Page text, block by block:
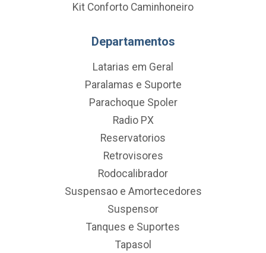
Kit Conforto Caminhoneiro
Departamentos
Latarias em Geral
Paralamas e Suporte
Parachoque Spoler
Radio PX
Reservatorios
Retrovisores
Rodocalibrador
Suspensao e Amortecedores
Suspensor
Tanques e Suportes
Tapasol